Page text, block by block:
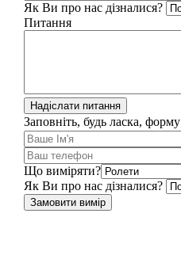
Як Ви про нас дізналися?
Питання
Надіслати питання
Заповніть, будь ласка, форму
Що виміряти?
Як Ви про нас дізналися?
Замовити вимір